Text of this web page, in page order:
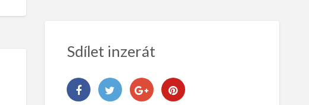
Sdílet inzerát